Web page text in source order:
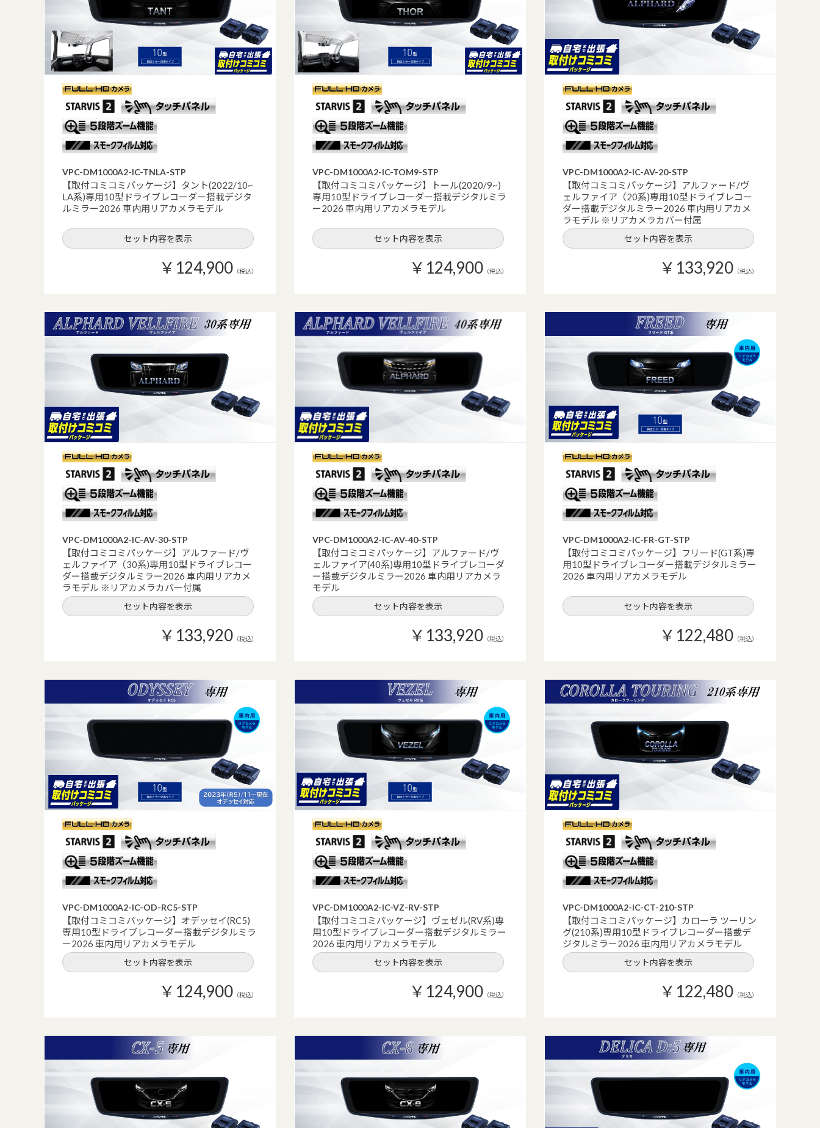
VPC-DM1000A2-IC-TNLA-STP
【取付コミコミパッケージ】タント(2022/10~
LA系)専用10型ドライブレコーダー搭載デジタ
ルミラー2026 車内用リアカメラモデル
セット内容を表示
￥124,900 （税込）
VPC-DM1000A2-IC-TOM9-STP
【取付コミコミパッケージ】トール(2020/9~)
専用10型ドライブレコーダー搭載デジタルミラ
ー2026 車内用リアカメラモデル
セット内容を表示
￥124,900 （税込）
VPC-DM1000A2-IC-AV-20-STP
【取付コミコミパッケージ】アルファード/ヴ
ェルファイア（20系)専用10型ドライブレコー
ダー搭載デジタルミラー2026 車内用リアカメ
ラモデル ※リアカメラカバー付属
セット内容を表示
￥133,920 （税込）
VPC-DM1000A2-IC-AV-30-STP
【取付コミコミパッケージ】アルファード/ヴ
ェルファイア（30系)専用10型ドライブレコー
ダー搭載デジタルミラー2026 車内用リアカメ
ラモデル ※リアカメラカバー付属
セット内容を表示
￥133,920 （税込）
VPC-DM1000A2-IC-AV-40-STP
【取付コミコミパッケージ】アルファード/ヴ
ェルファイア(40系)専用10型ドライブレコーダ
ー搭載デジタルミラー2026 車内用リアカメラ
モデル
セット内容を表示
￥133,920 （税込）
VPC-DM1000A2-IC-FR-GT-STP
【取付コミコミパッケージ】フリード(GT系)専
用10型ドライブレコーダー搭載デジタルミラー
2026 車内用リアカメラモデル
セット内容を表示
￥122,480 （税込）
VPC-DM1000A2-IC-OD-RC5-STP
【取付コミコミパッケージ】オデッセイ(RC5)
専用10型ドライブレコーダー搭載デジタルミラ
ー2026 車内用リアカメラモデル
セット内容を表示
￥124,900 （税込）
VPC-DM1000A2-IC-VZ-RV-STP
【取付コミコミパッケージ】ヴェゼル(RV系)専
用10型ドライブレコーダー搭載デジタルミラー
2026 車内用リアカメラモデル
セット内容を表示
￥124,900 （税込）
VPC-DM1000A2-IC-CT-210-STP
【取付コミコミパッケージ】カローラ ツーリン
グ(210系)専用10型ドライブレコーダー搭載デ
ジタルミラー2026 車内用リアカメラモデル
セット内容を表示
￥122,480 （税込）